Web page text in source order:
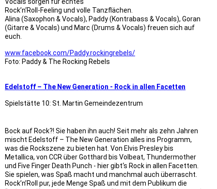
Rock’n‘Roll-Feeling und volle Tanzflächen.
Alina (Saxophon & Vocals), Paddy (Kontrabass & Vocals), Goran
(Gitarre & Vocals) und Marc (Drums & Vocals) freuen sich auf
euch.
www.facebook.com/Paddy.rockingrebels/
Foto: Paddy & The Rocking Rebels
Edelstoff – The New Generation - Rock in allen Facetten
Spielstätte 10: St. Martin Gemeindezentrum
Bock auf Rock?! Sie haben ihn auch! Seit mehr als zehn Jahren
mischt Edelstoff – The New Generation alles ins Programm,
was die Rockszene zu bieten hat. Von Elvis Presley bis
Metallica, von CCR über Gotthard bis Volbeat, Thundermother
und Five Finger Death Punch - hier gibt‘s Rock in allen Facetten.
Sie spielen, was Spaß macht und manchmal auch überrascht.
Rock’n’Roll pur, jede Menge Spaß und mit dem Publikum die